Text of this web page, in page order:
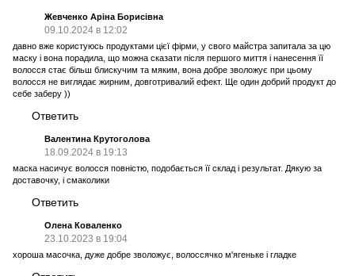
Жевченко Аріна Борисівна
09.10.2024 в 12:02
давно вже користуюсь продуктами цієї фірми, у свого майстра запитала за цю
маску і вона порадила, що можна сказати після першого миття і нанесення її
волосся стає більш блискучим та мяким, вона добре зволожує при цьому
волосся не виглядає жирним, довготривалий ефект. Ще один добрий продукт до
себе заберу ))
Ответить
Валентина Крутоголова
18.09.2024 в 19:13
маска насичує волосся повністю, подобається її склад і результат. Дякую за
доставочку, і смаколики
Ответить
Олена Коваленко
23.10.2023 в 19:04
хороша масочка, дуже добре зволожує, волоссячко м'ягеньке і гладке